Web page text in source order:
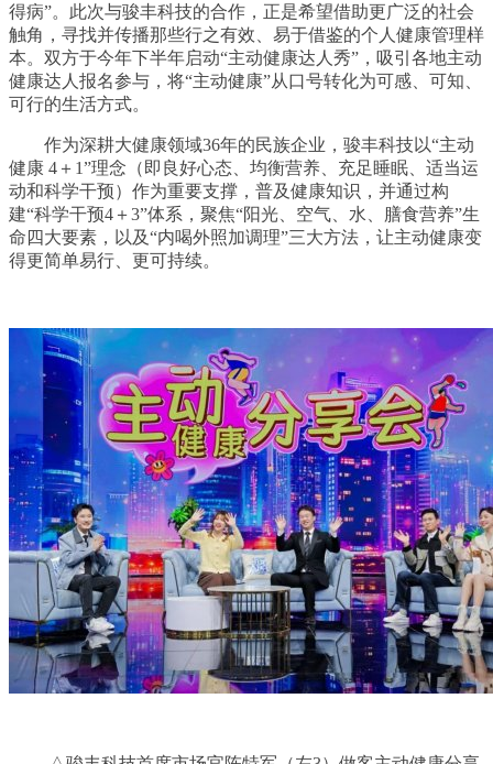
得病”。此次与骏丰科技的合作，正是希望借助更广泛的社会
触角，寻找并传播那些行之有效、易于借鉴的个人健康管理样
本。双方于今年下半年启动“主动健康达人秀”，吸引各地主动
健康达人报名参与，将“主动健康”从口号转化为可感、可知、
可行的生活方式。
作为深耕大健康领域36年的民族企业，骏丰科技以“主动
健康 4＋1”理念（即良好心态、均衡营养、充足睡眠、适当运
动和科学干预）作为重要支撑，普及健康知识，并通过构
建“科学干预4＋3”体系，聚焦“阳光、空气、水、膳食营养”生
命四大要素，以及“内喝外照加调理”三大方法，让主动健康变
得更简单易行、更可持续。